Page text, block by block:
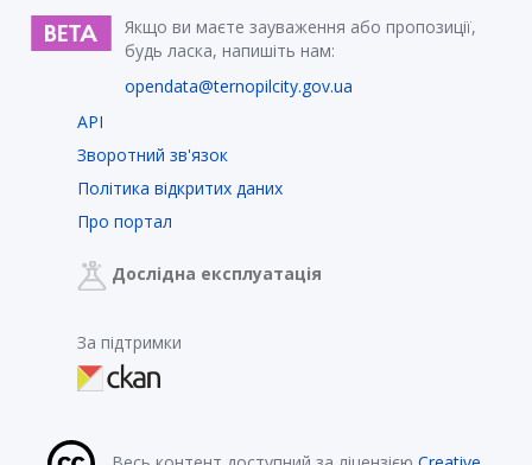
Якщо ви маєте зауваження або пропозиції,
будь ласка, напишіть нам:
opendata@ternopilcity.gov.ua
API
Зворотний зв'язок
Політика відкритих даних
Про портал
Дослідна експлуатація
За підтримки